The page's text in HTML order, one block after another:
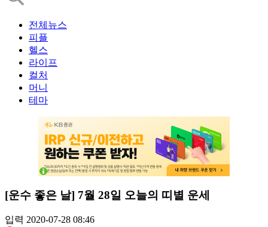
전체뉴스
피플
헬스
라이프
컬처
머니
테마
[운수 좋은 날] 7월 28일 오늘의 띠별 운세
입력 2020-07-28 08:46